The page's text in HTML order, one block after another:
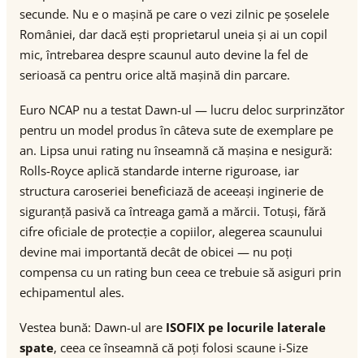
secunde. Nu e o mașină pe care o vezi zilnic pe șoselele
României, dar dacă ești proprietarul uneia și ai un copil
mic, întrebarea despre scaunul auto devine la fel de
serioasă ca pentru orice altă mașină din parcare.
Euro NCAP nu a testat Dawn-ul — lucru deloc surprinzător
pentru un model produs în câteva sute de exemplare pe
an. Lipsa unui rating nu înseamnă că mașina e nesigură:
Rolls-Royce aplică standarde interne riguroase, iar
structura caroseriei beneficiază de aceeași inginerie de
siguranță pasivă ca întreaga gamă a mărcii. Totuși, fără
cifre oficiale de protecție a copiilor, alegerea scaunului
devine mai importantă decât de obicei — nu poți
compensa cu un rating bun ceea ce trebuie să asiguri prin
echipamentul ales.
Vestea bună: Dawn-ul are ISOFIX pe locurile laterale
spate, ceea ce înseamnă că poți folosi scaune i-Size